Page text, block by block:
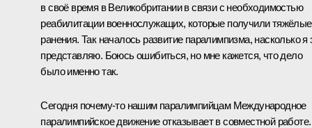
в своё время в Великобритании в связи с необходимостью
реабилитации военнослужащих, которые получили тяжёлые
ранения. Так началось развитие паралимпизма, насколько я
представляю. Боюсь ошибиться, но мне кажется, что дело
было именно так.
Сегодня почему-то нашим паралимпийцам Международное
паралимпийское движение отказывает в совместной работе.